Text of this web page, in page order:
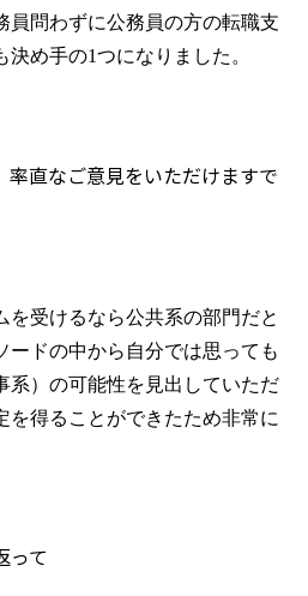
員問わずに公務員の方の転職支
め手の1つになりました。
率直なご意見をいただけますで
を受けるなら公共系の部門だと
ードの中から自分では思っても
系）の可能性を見出していただ
を得ることができたため非常に
って